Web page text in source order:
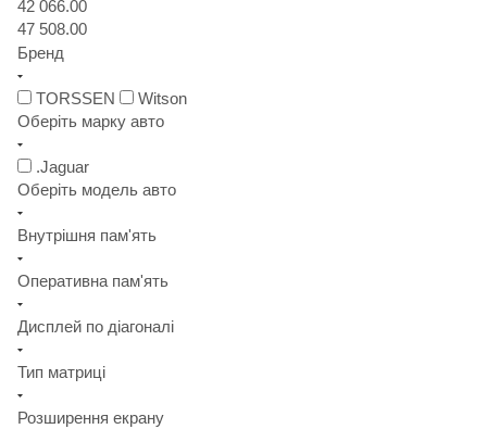
42 066.00
47 508.00
Бренд
TORSSEN
Witson
Оберіть марку авто
.Jaguar
Оберіть модель авто
Внутрішня пам'ять
Оперативна пам'ять
Дисплей по діагоналі
Тип матриці
Розширення екрану